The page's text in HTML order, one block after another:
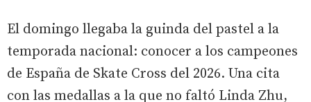
El domingo llegaba la guinda del pastel a la
temporada nacional: conocer a los campeones
de España de Skate Cross del 2026. Una cita
con las medallas a la que no faltó Linda Zhu,